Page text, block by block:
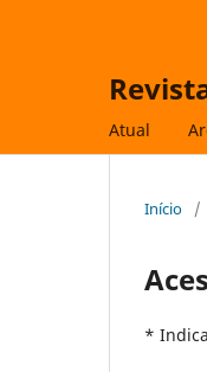
Atual
Início /
*